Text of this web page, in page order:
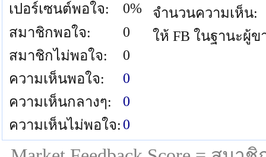
เปอร์เซนต์พอใจ:
0%
สมาชิกพอใจ:
0
สมาชิกไม่พอใจ:
0
ความเห็นพอใจ:
0
ความเห็นกลางๆ:
0
ความเห็นไม่พอใจ: 0
จำนวนความเห็น:
ให้ FB ในฐานะผู้ข